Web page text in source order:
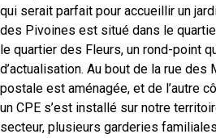
qui serait parfait pour accueillir un
des Pivoines est situé dans le
le quartier des Fleurs, un rond-point
d’actualisation. Au bout de la rue
postale est aménagée, et de l’autre
un CPE s’est installé sur notre
secteur, plusieurs garderies